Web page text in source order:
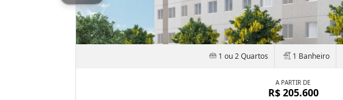
1 ou 2 Quartos 1 Banheiro
A PARTIR DE
R$ 205.600